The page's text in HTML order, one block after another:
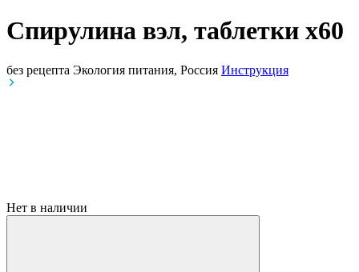
Спирулина вэл, таблетки x60
без рецепта Экология питания, Россия Инструкция
Нет в наличии